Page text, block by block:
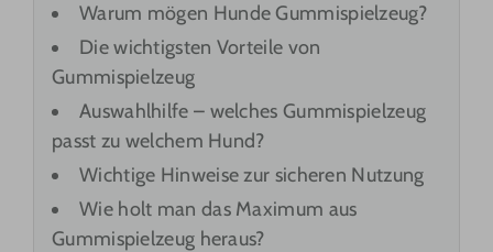
Warum mögen Hunde Gummispielzeug?
Die wichtigsten Vorteile von
Gummispielzeug
Auswahlhilfe – welches Gummispielzeug
passt zu welchem Hund?
Wichtige Hinweise zur sicheren Nutzung
Wie holt man das Maximum aus
Gummispielzeug heraus?